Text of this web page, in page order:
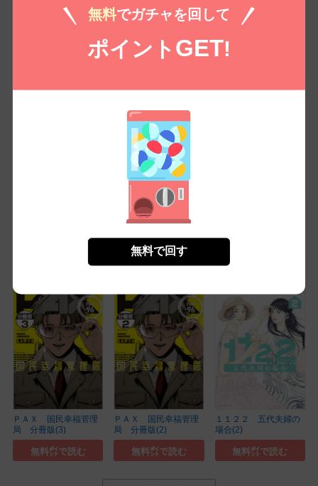
コイコミ編集部推し
グラぱらっ！(12)
無料㌽で読む
ＰＡＸ 国民幸福管理
局 分冊版(3)
無料㌽で読む
ＰＡＸ 国民幸福管理
局 分冊版(2)
無料㌽で読む
１１２２ 五代夫婦の
場合(2)
無料㌽で読む
無料でガチャを回して
ポイント GET!
無料で回す